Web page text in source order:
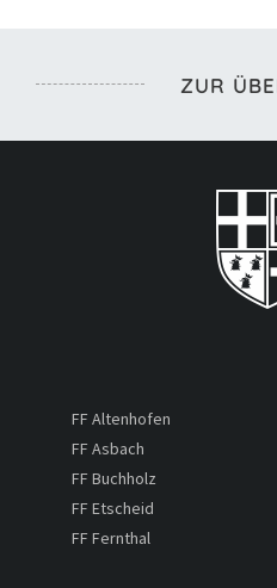
ZUR
FF Altenhofen
FF Asbach
FF Buchholz
FF Etscheid
FF Fernthal